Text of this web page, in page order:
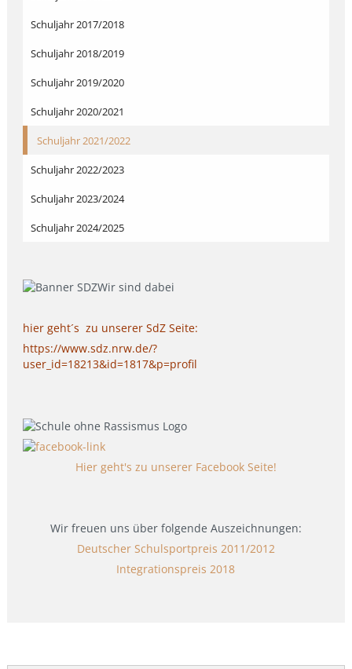
Schuljahr 2017/2018
Schuljahr 2018/2019
Schuljahr 2019/2020
Schuljahr 2020/2021
Schuljahr 2021/2022
Schuljahr 2022/2023
Schuljahr 2023/2024
Schuljahr 2024/2025
hier geht´s zu unserer SdZ Seite:
https://www.sdz.nrw.de/?
user_id=18213&id=1817&p=profil
Hier geht's zu unserer Facebook Seite!
Wir freuen uns über folgende Auszeichnungen:
Deutscher Schulsportpreis 2011/2012
Integrationspreis 2018